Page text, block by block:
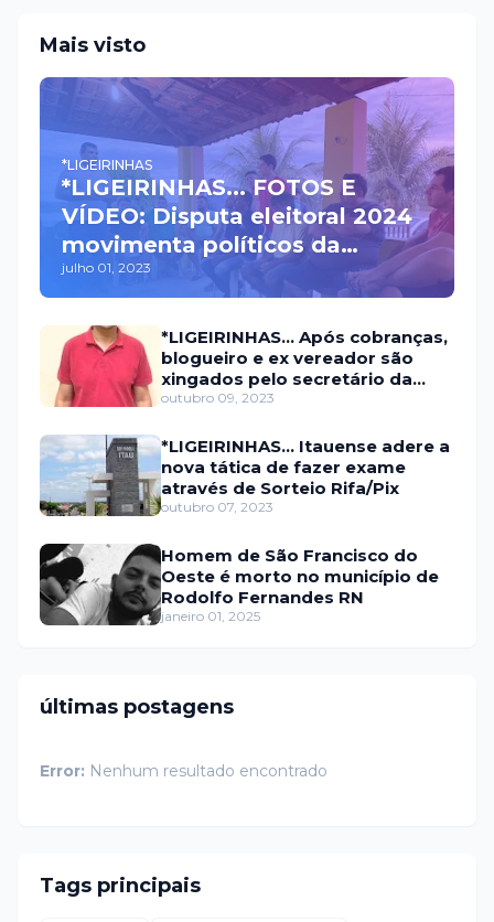
Mais visto
*LIGEIRINHAS
*LIGEIRINHAS... FOTOS E
VÍDEO: Disputa eleitoral 2024
movimenta políticos da
oposição em Itaú na escolha
do candidato a prefeito
julho 01, 2023
*LIGEIRINHAS... Após cobranças,
blogueiro e ex vereador são
xingados pelo secretário da
prefeitura de Itaú
outubro 09, 2023
*LIGEIRINHAS... Itauense adere a
nova tática de fazer exame
através de Sorteio Rifa/Pix
outubro 07, 2023
Homem de São Francisco do
Oeste é morto no município de
Rodolfo Fernandes RN
janeiro 01, 2025
últimas postagens
Error: Nenhum resultado encontrado
Tags principais